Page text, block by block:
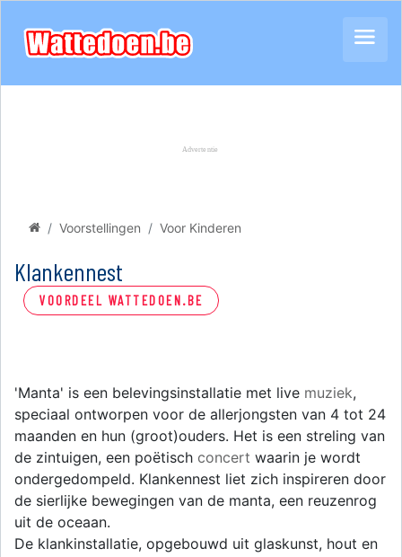
Voorstellingen Voor Kinderen
Klankennest
VOORDEEL WATTEDOEN.BE
'Manta' is een belevingsinstallatie met live muziek,
speciaal ontworpen voor de allerjongsten van 4 tot 24
maanden en hun (groot)ouders. Het is een streling van
de zintuigen, een poëtisch concert waarin je wordt
ondergedompeld. Klankennest liet zich inspireren door
de sierlijke bewegingen van de manta, een reuzenrog
uit de oceaan.
De klankinstallatie, opgebouwd uit glaskunst, hout en